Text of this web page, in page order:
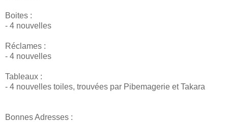
Boites :
- 4 nouvelles
Réclames :
- 4 nouvelles
Tableaux :
- 4 nouvelles toiles, trouvées par Pibemagerie et Takara
Bonnes Adresses :